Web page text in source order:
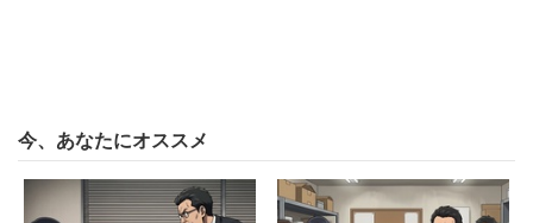
かったと思う」
今、あなたにオススメ